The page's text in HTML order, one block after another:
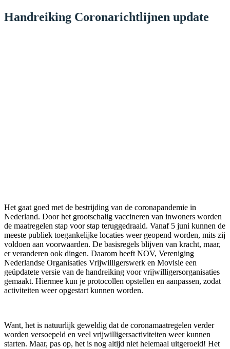
Handreiking Coronarichtlijnen update
Het gaat goed met de bestrijding van de coronapandemie in
Nederland. Door het grootschalig vaccineren van inwoners worden
de maatregelen stap voor stap teruggedraaid. Vanaf 5 juni kunnen de
meeste publiek toegankelijke locaties weer geopend worden, mits zij
voldoen aan voorwaarden. De basisregels blijven van kracht, maar,
er veranderen ook dingen. Daarom heeft NOV, Vereniging
Nederlandse Organisaties Vrijwilligerswerk en Movisie een
geüpdatete versie van de handreiking voor vrijwilligersorganisaties
gemaakt. Hiermee kun je protocollen opstellen en aanpassen, zodat
activiteiten weer opgestart kunnen worden.
Want, het is natuurlijk geweldig dat de coronamaatregelen verder
worden versoepeld en veel vrijwilligersactiviteiten weer kunnen
starten. Maar, pas op, het is nog altijd niet helemaal uitgeroeid! Het